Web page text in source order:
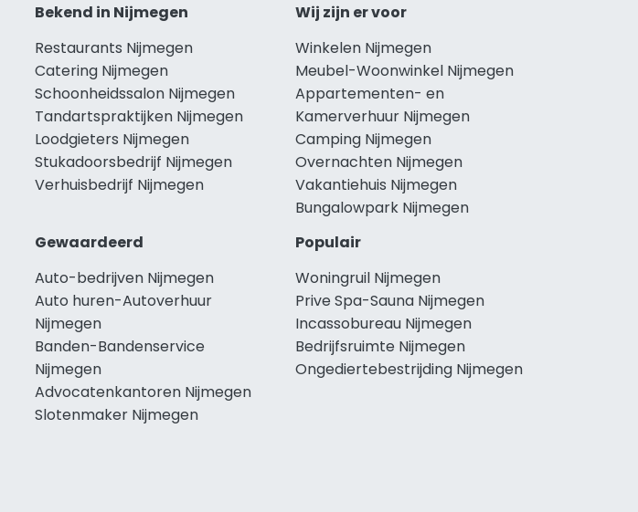
Bekend in Nijmegen
Restaurants Nijmegen
Catering Nijmegen
Schoonheidssalon Nijmegen
Tandartspraktijken Nijmegen
Loodgieters Nijmegen
Stukadoorsbedrijf Nijmegen
Verhuisbedrijf Nijmegen
Wij zijn er voor
Winkelen Nijmegen
Meubel-Woonwinkel Nijmegen
Appartementen- en
Kamerverhuur Nijmegen
Camping Nijmegen
Overnachten Nijmegen
Vakantiehuis Nijmegen
Bungalowpark Nijmegen
Gewaardeerd
Auto-bedrijven Nijmegen
Auto huren-Autoverhuur
Nijmegen
Banden-Bandenservice
Nijmegen
Advocatenkantoren Nijmegen
Slotenmaker Nijmegen
Populair
Woningruil Nijmegen
Prive Spa-Sauna Nijmegen
Incassobureau Nijmegen
Bedrijfsruimte Nijmegen
Ongediertebestrijding Nijmegen